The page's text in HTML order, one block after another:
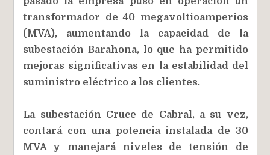
transformador de 40 megavoltioamperios
(MVA), aumentando la capacidad de la
subestación Barahona, lo que ha permitido
mejoras significativas en la estabilidad del
suministro eléctrico a los clientes.
La subestación Cruce de Cabral, a su vez,
contará con una potencia instalada de 30
MVA y manejará niveles de tensión de